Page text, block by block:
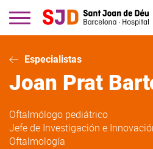
contenido
Especialistas
Joan Prat
Oftalmólogo pediátrico
Jefe de Investigación e
Oftalmología